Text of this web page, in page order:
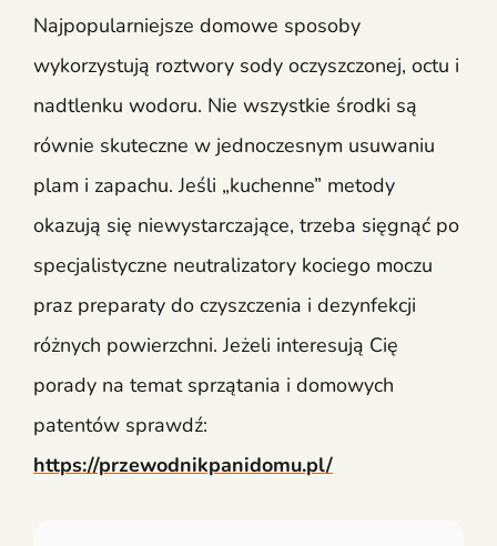
Najpopularniejsze domowe sposoby
wykorzystują roztwory sody oczyszczonej, octu i
nadtlenku wodoru. Nie wszystkie środki są
równie skuteczne w jednoczesnym usuwaniu
plam i zapachu. Jeśli „kuchenne” metody
okazują się niewystarczające, trzeba sięgnąć po
specjalistyczne neutralizatory kociego moczu
praz preparaty do czyszczenia i dezynfekcji
różnych powierzchni. Jeżeli interesują Cię
porady na temat sprzątania i domowych
patentów sprawdź:
https://przewodnikpanidomu.pl/